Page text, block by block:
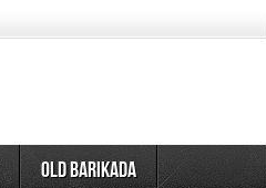
OLD BARIKADA